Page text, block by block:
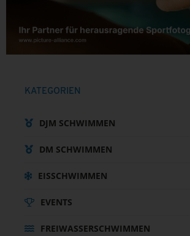
KATEGORIEN
DJM SCHWIMMEN
DM SCHWIMMEN
EISSCHWIMMEN
EVENTS
FREIWASSERSCHWIMMEN